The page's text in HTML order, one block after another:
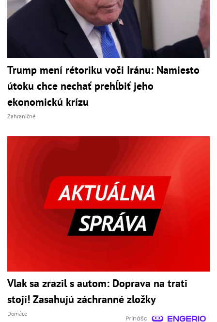
Trump mení rétoriku voči Iránu: Namiesto
útoku chce nechať prehĺbiť jeho
ekonomickú krízu
Zahraničné
Vlak sa zrazil s autom: Doprava na trati
stojí! Zasahujú záchranné zložky
Domáce